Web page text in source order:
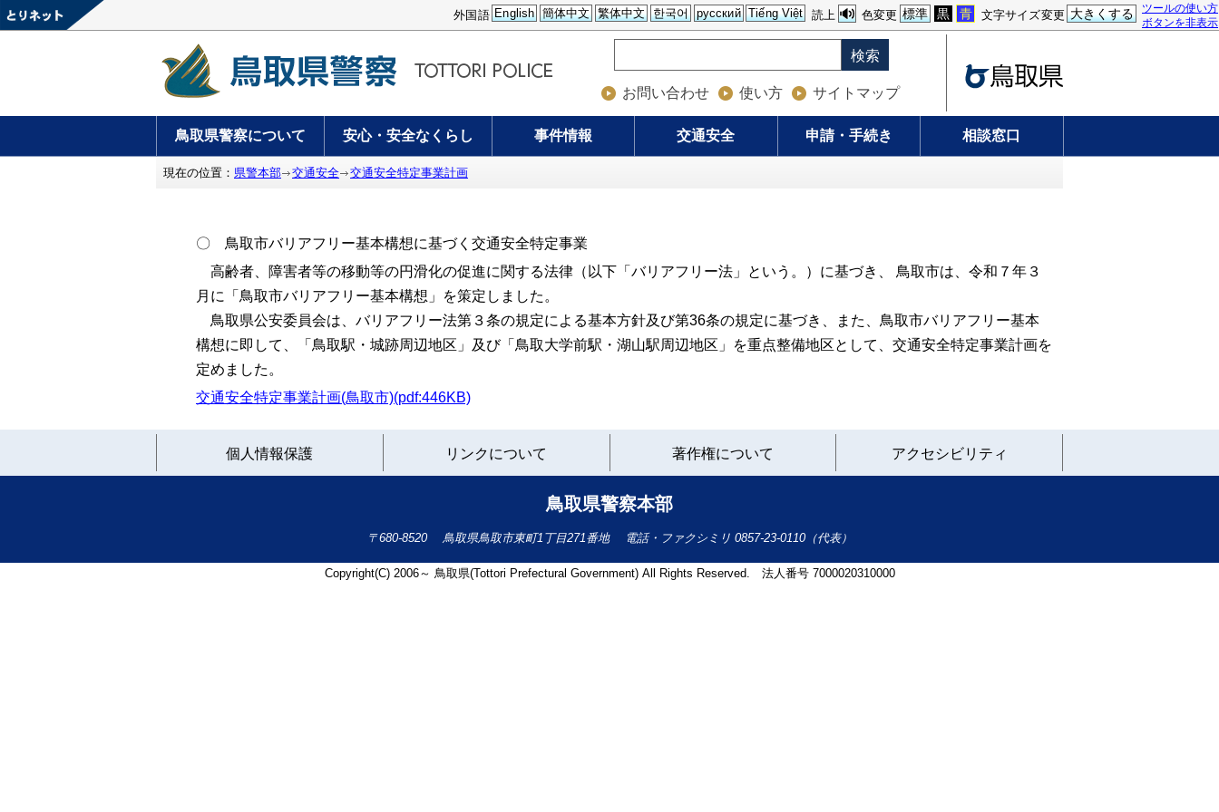
ツールの使い方
ボタンを非表示
文字サイズ変更 大きくする
色変更 標準 黒 青
読上
外国語 English 簡体中文 繁体中文 한국어 русский Tiếng Việt
検索
お問い合わせ 使い方 サイトマップ
鳥取県警察について 安心・安全なくらし 事件情報 交通安全 申請・手続き 相談窓口
現在の位置： 県警本部 交通安全 交通安全特定事業計画
〇 鳥取市バリアフリー基本構想に基づく交通安全特定事業
高齢者、障害者等の移動等の円滑化の促進に関する法律（以下「バリアフリー法」という。）に基づき、 鳥取市は、令和７年３
月に「鳥取市バリアフリー基本構想」を策定しました。
鳥取県公安委員会は、バリアフリー法第３条の規定による基本方針及び第36条の規定に基づき、また、鳥取市バリアフリー基本
構想に即して、「鳥取駅・城跡周辺地区」及び「鳥取大学前駅・湖山駅周辺地区」を重点整備地区として、交通安全特定事業計画を
定めました。
交通安全特定事業計画(鳥取市)(pdf:446KB)
個人情報保護
と
へ
リンクについて 著作権について アクセシビリティ
鳥取県警察本部
〒680-8520 鳥取県鳥取市東町1丁目271番地電話・ファクシミリ 0857-23-0110（代表）
Copyright(C) 2006～ 鳥取県(Tottori Prefectural Government) All Rights Reserved. 法人番号 7000020310000